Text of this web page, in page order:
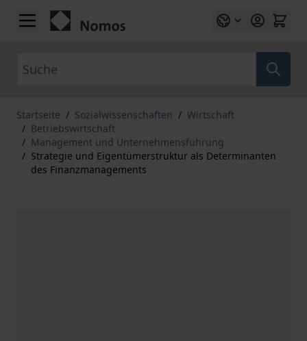
Zum Inhalt springen
Startseite / Sozialwissenschaften / Wirtschaft
/ Betriebswirtschaft
/ Management und Unternehmensführung
/ Strategie und Eigentümerstruktur als Determinanten
des Finanzmanagements